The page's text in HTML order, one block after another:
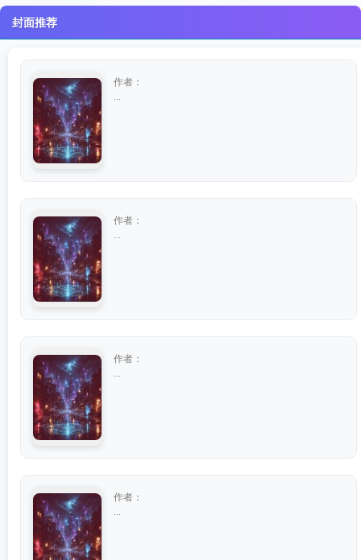
封面推荐
作者：
作者：
作者：
作者：